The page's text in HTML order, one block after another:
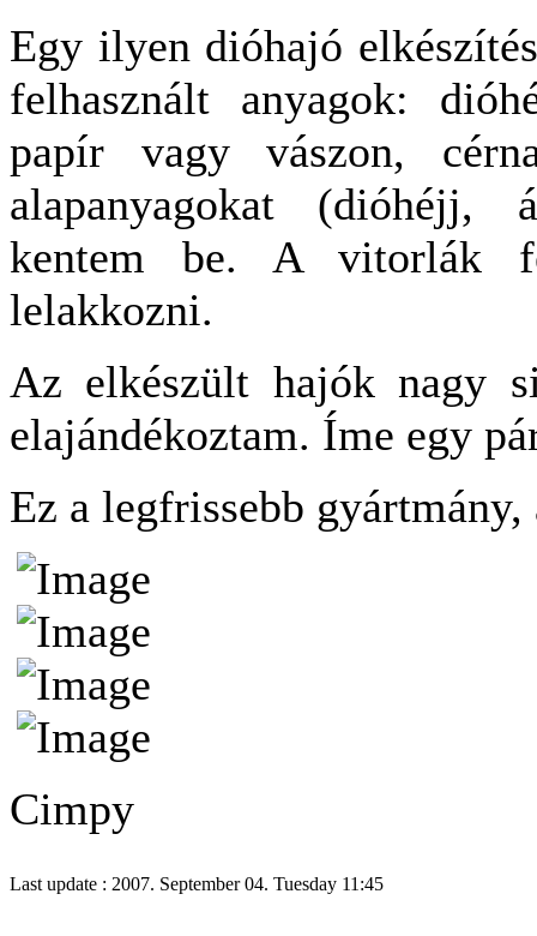
Egy ilyen dióhajó
felhasznált anyagok:
papír vagy vászon,
alapanyagokat (dióhéjj,
kentem be. A vitorlák
lelakkozni.
Az elkészült hajók nagy
elajándékoztam. Íme egy
Ez a legfrissebb
Cimpy
Last update : 2007. September 04. Tuesday 11:45